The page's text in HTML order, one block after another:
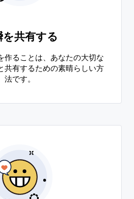
を共有する
作ることは、あなたの大切な
共有するための素晴らしい方
法です。